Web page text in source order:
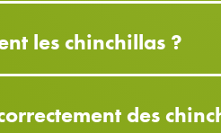
les chinchillas ?
des